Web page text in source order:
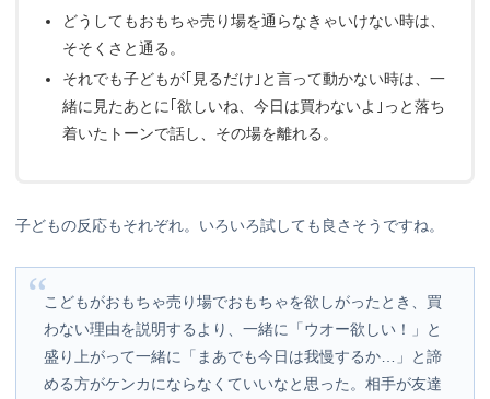
どうしてもおもちゃ売り場を通らなきゃいけない時は、
そそくさと通る。
それでも子どもが｢見るだけ｣と言って動かない時は、一
緒に見たあとに｢欲しいね、今日は買わないよ｣っと落ち
着いたトーンで話し、その場を離れる。
子どもの反応もそれぞれ。いろいろ試しても良さそうですね。
こどもがおもちゃ売り場でおもちゃを欲しがったとき、買
わない理由を説明するより、一緒に「ウオー欲しい！」と
盛り上がって一緒に「まあでも今日は我慢するか…」と諦
める方がケンカにならなくていいなと思った。相手が友達